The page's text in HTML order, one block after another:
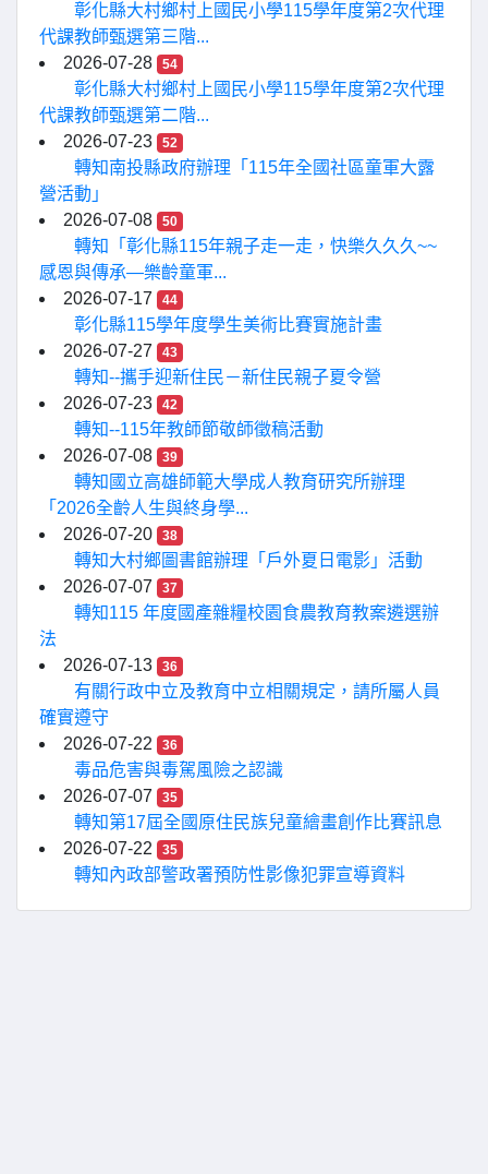
彰化縣大村鄉村上國民小學115學年度第2次代理
代課教師甄選第三階...
2026-07-28
54
彰化縣大村鄉村上國民小學115學年度第2次代理
代課教師甄選第二階...
2026-07-23
52
轉知南投縣政府辦理「115年全國社區童軍大露
營活動」
2026-07-08
50
轉知「彰化縣115年親子走一走，快樂久久久~~
感恩與傳承—樂齡童軍...
2026-07-17
44
彰化縣115學年度學生美術比賽實施計畫
2026-07-27
43
轉知--攜手迎新住民－新住民親子夏令營
2026-07-23
42
轉知--115年教師節敬師徵稿活動
2026-07-08
39
轉知國立高雄師範大學成人教育研究所辦理
「2026全齡人生與終身學...
2026-07-20
38
轉知大村鄉圖書館辦理「戶外夏日電影」活動
2026-07-07
37
轉知115 年度國產雜糧校園食農教育教案遴選辦
法
2026-07-13
36
有關行政中立及教育中立相關規定，請所屬人員
確實遵守
2026-07-22
36
毒品危害與毒駕風險之認識
2026-07-07
35
轉知第17屆全國原住民族兒童繪畫創作比賽訊息
2026-07-22
35
轉知內政部警政署預防性影像犯罪宣導資料